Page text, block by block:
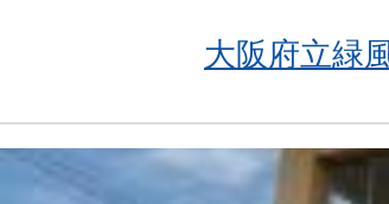
大阪府立緑